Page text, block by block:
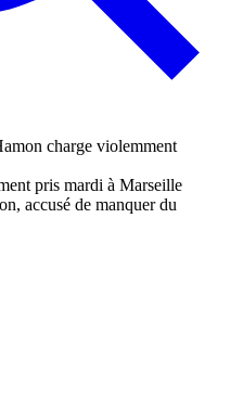
pris mardi à Marseille
accusé de manquer du